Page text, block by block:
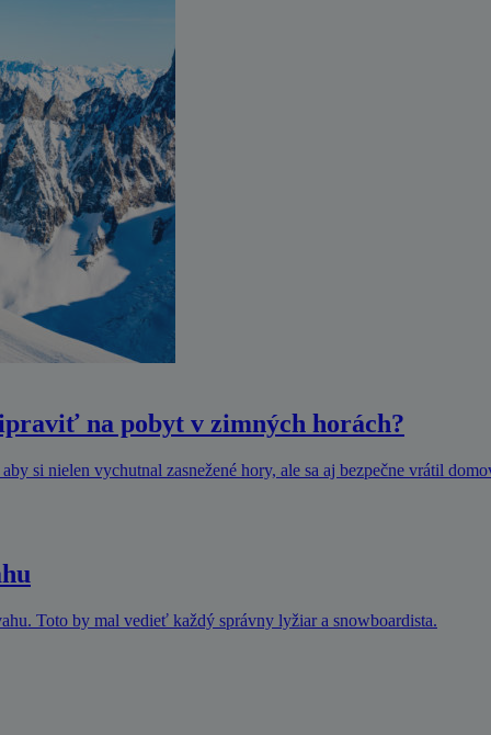
na pobyt v zimných horách?
si nielen vychutnal zasnežené hory, ale sa aj bezpečne vrátil
Toto by mal vedieť každý správny lyžiar a snowboardista.